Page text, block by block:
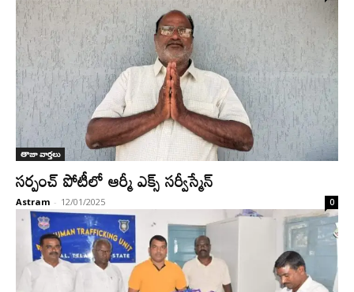
తాజా వార్తలు
సర్పంచ్ పోటీలో ఆర్మీ ఎక్స్ సర్వీస్మేన్
Astram - 12/01/2025 0